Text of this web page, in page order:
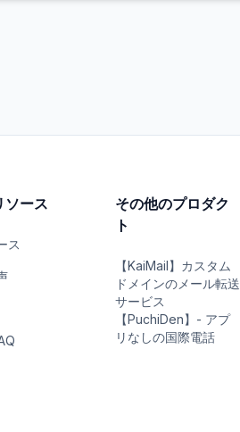
ース
ス
その他のプロダク
ト
【KaiMail】カスタム
ドメインのメール転送
サービス
【PuchiDen】- アプ
リなしの国際電話